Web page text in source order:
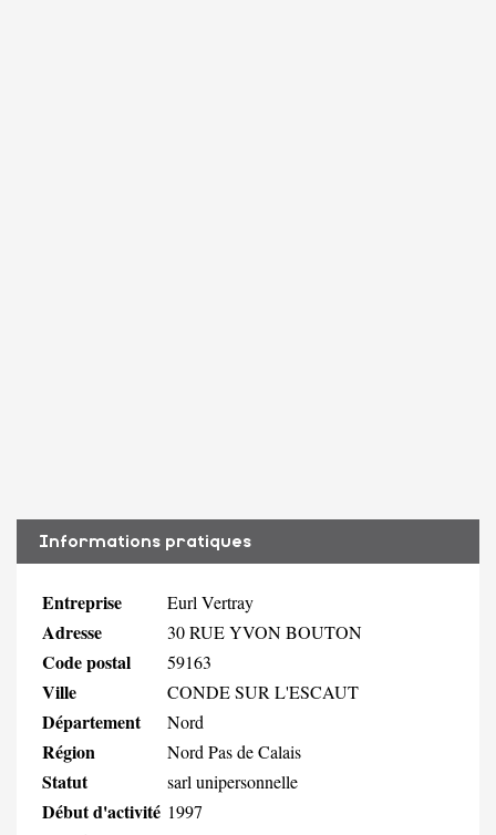
Informations pratiques
Entreprise Eurl Vertray
Adresse 30 RUE YVON BOUTON
Code postal 59163
Ville CONDE SUR L'ESCAUT
Département Nord
Région Nord Pas de Calais
Statut sarl unipersonnelle
Début d'activité 1997